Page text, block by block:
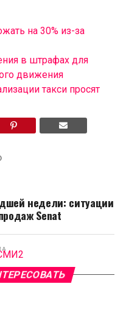
на 30% из-за
в штрафах для
движения
такси просят
недели: ситуации
Senat